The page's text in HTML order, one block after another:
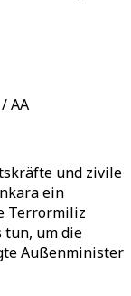
AA
und zivile
ein
Terrormiliz
tun, um die
Außenminister